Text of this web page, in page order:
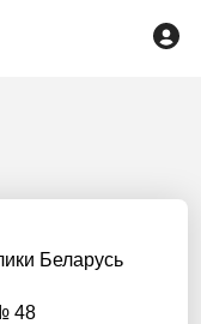
Беларусь
48